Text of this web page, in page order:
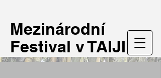
Mezinárodní
Festival v TAIJI